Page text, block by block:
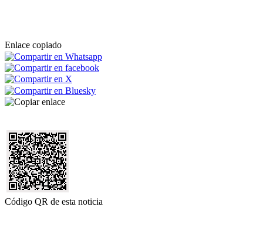
Enlace copiado
Código QR de esta noticia